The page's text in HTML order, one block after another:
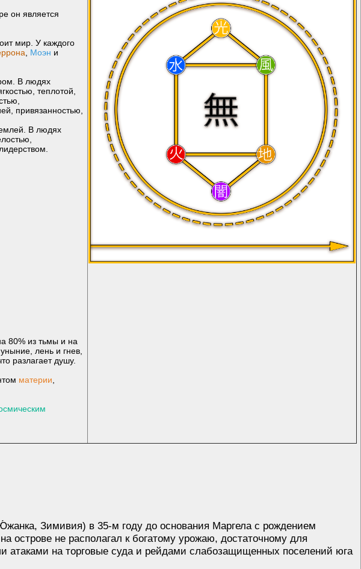
он является
мир. У каждого
Моэн и
В людях
теплотой,
привязанностью,
В людях
80% из тьмы и на
лень и гнев,
разлагает душу.
материи
Зимивия) в 35-м году до основания Маргела с рождением
острове не располагал к богатому урожаю, достаточному для
атаками на торговые суда и рейдами слабозащищенных поселений юга